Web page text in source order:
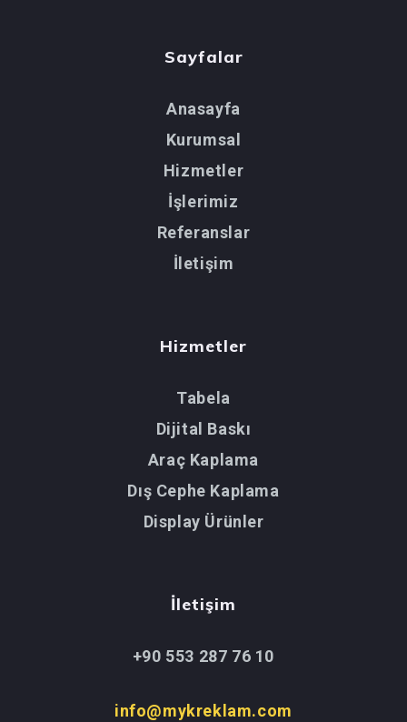
Sayfalar
Anasayfa
Kurumsal
Hizmetler
İşlerimiz
Referanslar
İletişim
Hizmetler
Tabela
Dijital Baskı
Araç Kaplama
Dış Cephe Kaplama
Display Ürünler
İletişim
+90 553 287 76 10
info@mykreklam.com